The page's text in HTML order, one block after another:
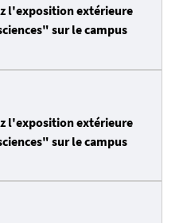
l'exposition extérieure
sur le campus
l'exposition extérieure
sur le campus